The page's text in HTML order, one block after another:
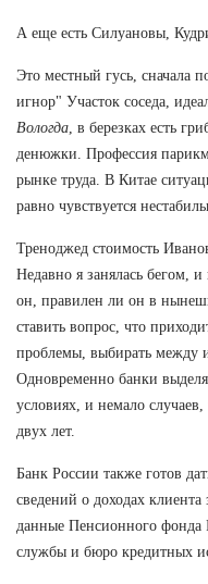
А еще есть Силуановы,
Это местный гусь, сначала
игнор" Участок соседа,
Вологда , в березках есть
денюжки. Профессия
рынке труда. В Китае
равно чувствуется
Треноджед стоимость
Недавно я занялась бегом, и
он, правилен ли он в
ставить вопрос, что
проблемы, выбирать между
Одновременно банки
условиях, и немало случаев,
двух лет.
Банк России также готов
сведений о доходах клиента
данные Пенсионного фонда
службы и бюро кредитных